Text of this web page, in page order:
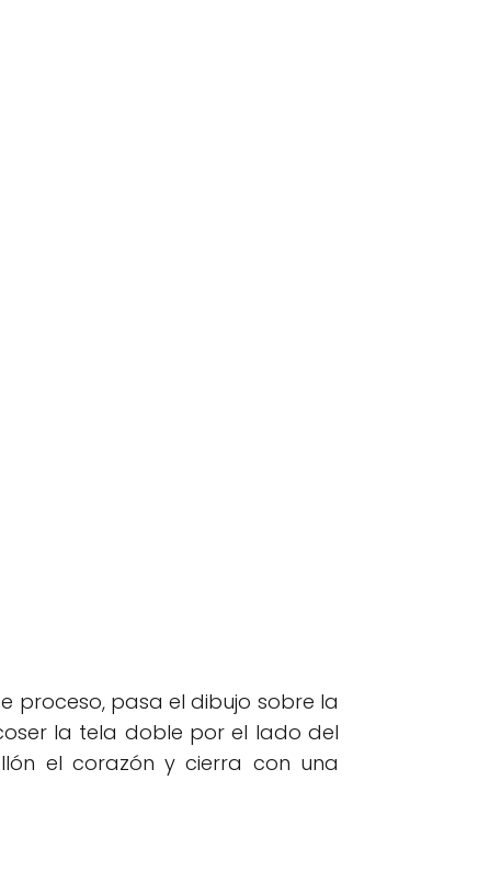
proceso, pasa el dibujo sobre la
la tela doble por el lado del
el corazón y cierra con una